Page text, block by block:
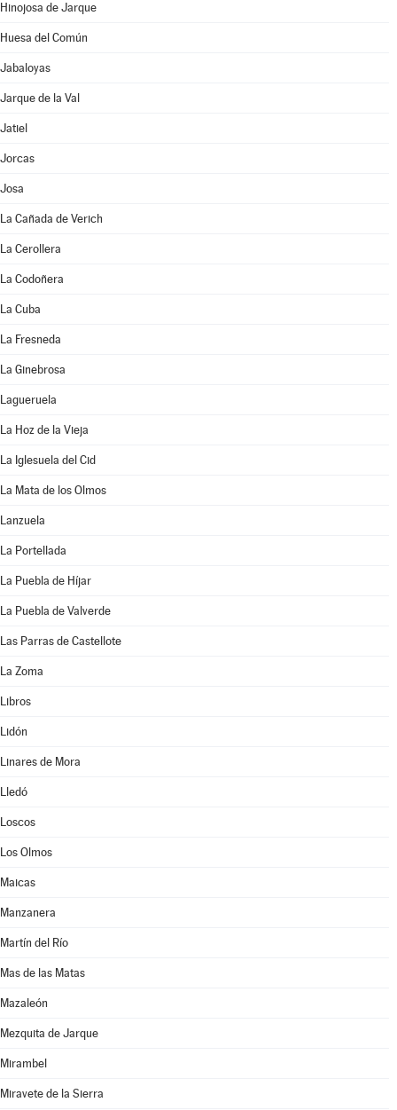
Hinojosa de Jarque
Huesa del Común
Jabaloyas
Jarque de la Val
Jatiel
Jorcas
Josa
La Cañada de Verich
La Cerollera
La Codoñera
La Cuba
La Fresneda
La Ginebrosa
Lagueruela
La Hoz de la Vieja
La Iglesuela del Cid
La Mata de los Olmos
Lanzuela
La Portellada
La Puebla de Híjar
La Puebla de Valverde
Las Parras de Castellote
La Zoma
Libros
Lidón
Linares de Mora
Lledó
Loscos
Los Olmos
Maicas
Manzanera
Martín del Río
Mas de las Matas
Mazaleón
Mezquita de Jarque
Mirambel
Miravete de la Sierra